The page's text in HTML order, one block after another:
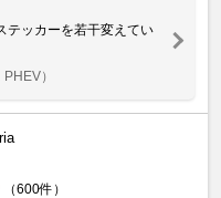
テッカーを若干変えてい
）
（600件）